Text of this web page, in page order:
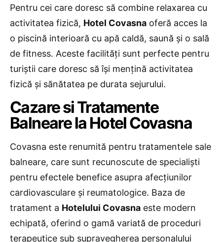
Pentru cei care doresc să combine relaxarea cu
activitatea fizică, Hotel Covasna oferă acces la
o piscină interioară cu apă caldă, saună și o sală
de fitness. Aceste facilități sunt perfecte pentru
turiștii care doresc să își mențină activitatea
fizică și sănătatea pe durata sejurului.
Cazare si Tratamente
Balneare la Hotel Covasna
Covasna este renumită pentru tratamentele sale
balneare, care sunt recunoscute de specialiști
pentru efectele benefice asupra afecțiunilor
cardiovasculare și reumatologice. Baza de
tratament a Hotelului Covasna este modern
echipată, oferind o gamă variată de proceduri
terapeutice sub supravegherea personalului